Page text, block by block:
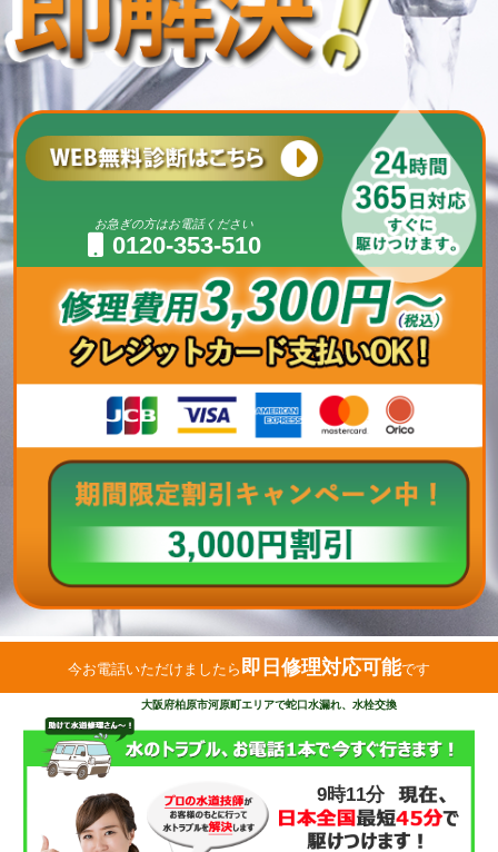
お急ぎの方はお電話ください
0120-353-510
今お電話いただけましたら 即日修理対応可能です
大阪府柏原市河原町エリアで蛇口水漏れ、水栓交換
9時11分